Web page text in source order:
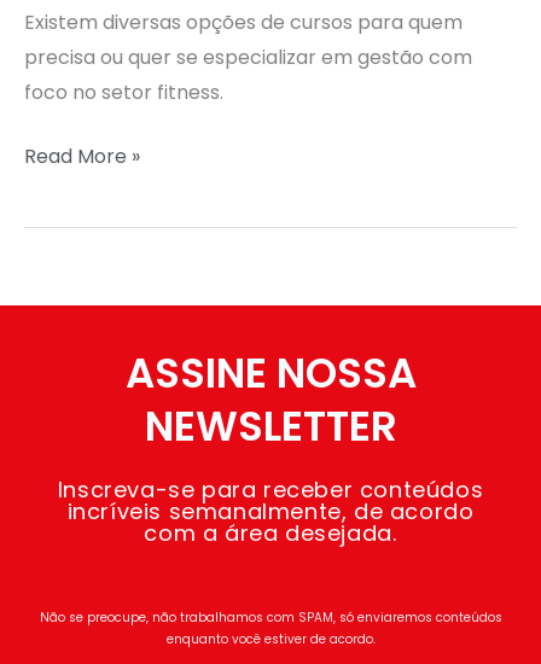
Existem diversas opções de cursos para quem
precisa ou quer se especializar em gestão com
foco no setor fitness.
Read More »
ASSINE NOSSA
NEWSLETTER
Inscreva-se para receber conteúdos
incríveis semanalmente, de acordo
com a área desejada.
Não se preocupe, não trabalhamos com SPAM, só enviaremos conteúdos
enquanto você estiver de acordo.